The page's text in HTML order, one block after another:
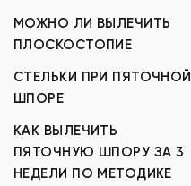
МОЖНО ЛИ ВЫЛЕЧИТЬ
ПЛОСКОСТОПИЕ
СТЕЛЬКИ ПРИ ПЯТОЧНОЙ
ШПОРЕ
КАК ВЫЛЕЧИТЬ
ПЯТОЧНУЮ ШПОРУ ЗА 3
НЕДЕЛИ ПО МЕТОДИКЕ